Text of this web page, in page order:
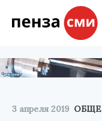
3 апреля 2019